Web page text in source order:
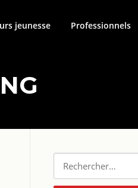
jeunesse Professionnels
Rechercher :